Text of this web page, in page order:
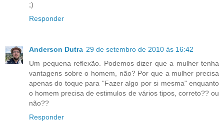
;)
Responder
Anderson Dutra 29 de setembro de 2010 às 16:42
Um pequena reflexão. Podemos dizer que a mulher tenha
vantagens sobre o homem, não? Por que a mulher precisa
apenas do toque para "Fazer algo por si mesma" enquanto
o homem precisa de estimulos de vários tipos, correto?? ou
não??
Responder